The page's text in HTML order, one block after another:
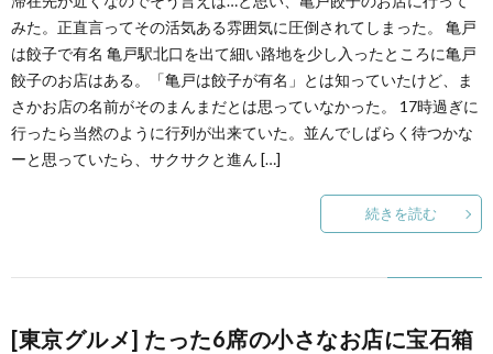
つ
て
みた。正直言ってその活気ある雰囲気に圧倒されてしまった。 亀戸
は餃子で有名 亀戸駅北口を出て細い路地を少し入ったところに亀戸
餃子のお店はある。「亀戸は餃子が有名」とは知っていたけど、ま
さかお店の名前がそのまんまだとは思っていなかった。 17時過ぎに
行ったら当然のように行列が出来ていた。並んでしばらく待つかな
ーと思っていたら、サクサクと進ん […]
続きを読む
[東京グルメ] たった6席の小さなお店に宝石箱